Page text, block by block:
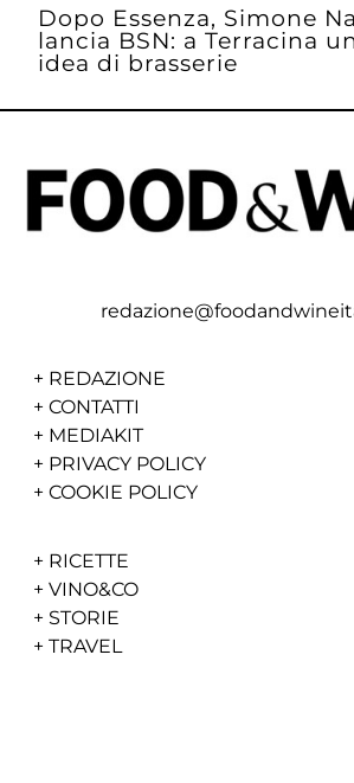
Dopo Essenza, Simone
lancia BSN: a Terracina
idea di brasserie
+ REDAZIONE
+ CONTATTI
+ MEDIAKIT
+ PRIVACY POLICY
+ COOKIE POLICY
+ RICETTE
+ VINO&CO
+ STORIE
+ TRAVEL